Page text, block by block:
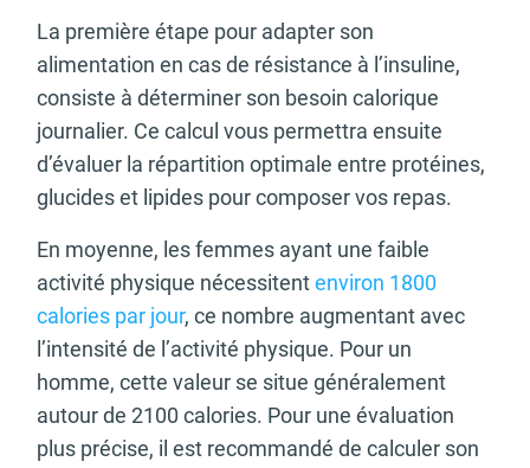
La première étape pour adapter son
alimentation en cas de résistance à l’insuline,
consiste à déterminer son besoin calorique
journalier. Ce calcul vous permettra ensuite
d’évaluer la répartition optimale entre protéines,
glucides et lipides pour composer vos repas.
En moyenne, les femmes ayant une faible
activité physique nécessitentenviron 1800
calories par jour, ce nombre augmentant avec
l’intensité de l’activité physique. Pour un
homme, cette valeur se situe généralement
autour de 2100 calories. Pour une évaluation
plus précise, il est recommandé de calculer son